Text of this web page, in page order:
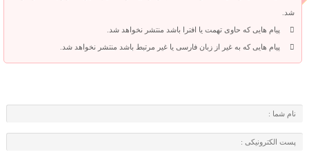
شد.
پیام هایی که حاوی تهمت یا افترا باشد منتشر نخواهد شد.
پیام هایی که به غیر از زبان فارسی یا غیر مرتبط باشد منتشر نخواهد شد.